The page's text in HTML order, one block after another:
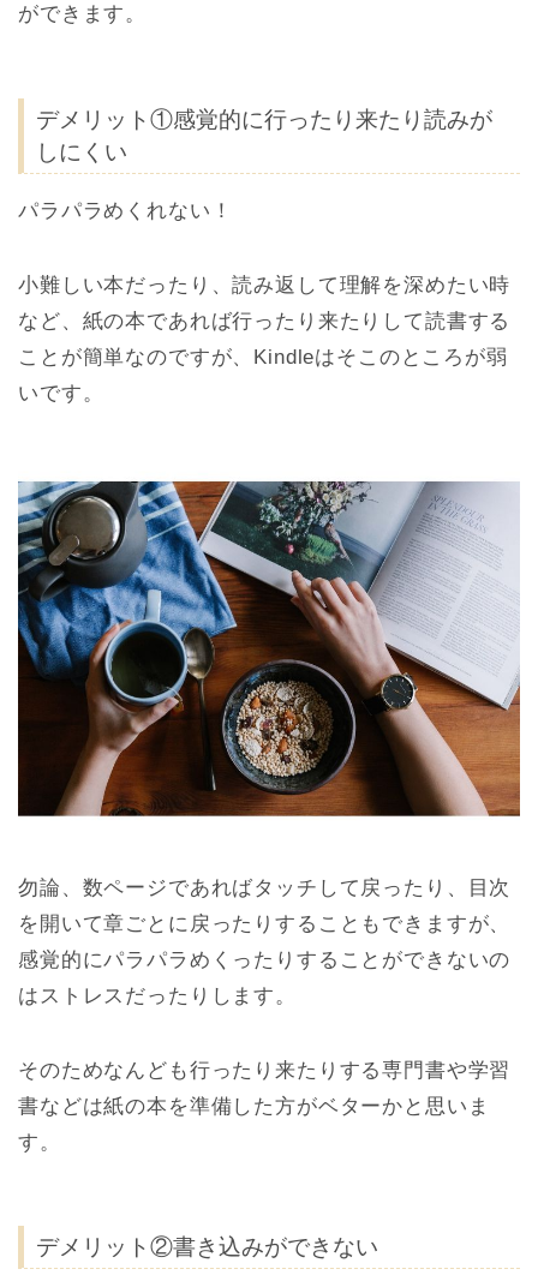
ができます。
デメリット①感覚的に行ったり来たり読みが
しにくい
パラパラめくれない！
小難しい本だったり、読み返して理解を深めたい時
など、紙の本であれば行ったり来たりして読書する
ことが簡単なのですが、Kindleはそこのところが弱
いです。
勿論、数ページであればタッチして戻ったり、目次
を開いて章ごとに戻ったりすることもできますが、
感覚的にパラパラめくったりすることができないの
はストレスだったりします。
そのためなんども行ったり来たりする専門書や学習
書などは紙の本を準備した方がベターかと思いま
す。
デメリット②書き込みができない